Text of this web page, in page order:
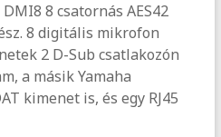
8 csatornás AES42
8 digitális mikrofon
2 D-Sub csatlakozón
a másik Yamaha
kimenet is, és egy RJ45